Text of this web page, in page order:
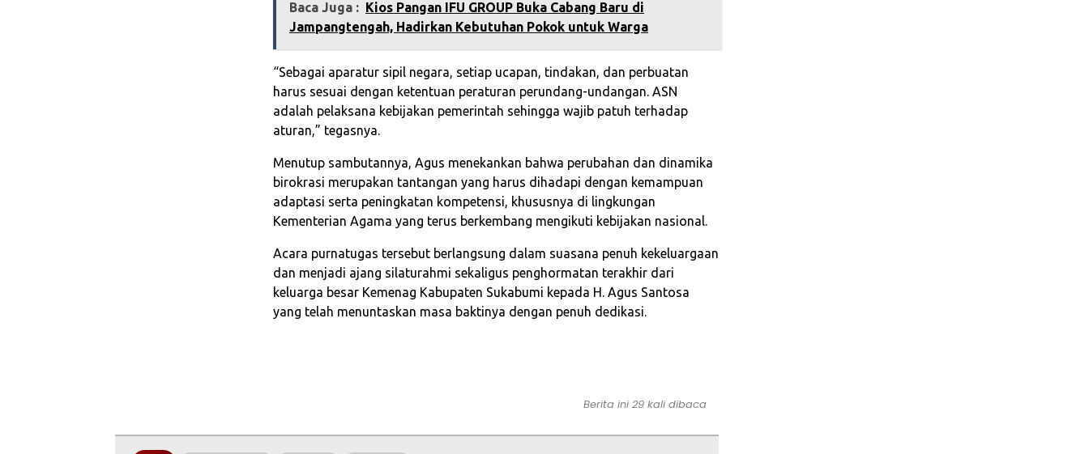
Baca Juga : Kios Pangan IFU GROUP Buka Cabang Baru di
Jampangtengah, Hadirkan Kebutuhan Pokok untuk Warga
“Sebagai aparatur sipil negara, setiap ucapan, tindakan, dan perbuatan
harus sesuai dengan ketentuan peraturan perundang-undangan. ASN
adalah pelaksana kebijakan pemerintah sehingga wajib patuh terhadap
aturan,” tegasnya.
Menutup sambutannya, Agus menekankan bahwa perubahan dan dinamika
birokrasi merupakan tantangan yang harus dihadapi dengan kemampuan
adaptasi serta peningkatan kompetensi, khususnya di lingkungan
Kementerian Agama yang terus berkembang mengikuti kebijakan nasional.
Acara purnatugas tersebut berlangsung dalam suasana penuh kekeluargaan
dan menjadi ajang silaturahmi sekaligus penghormatan terakhir dari
keluarga besar Kemenag Kabupaten Sukabumi kepada H. Agus Santosa
yang telah menuntaskan masa baktinya dengan penuh dedikasi.
Berita ini 29 kali dibaca